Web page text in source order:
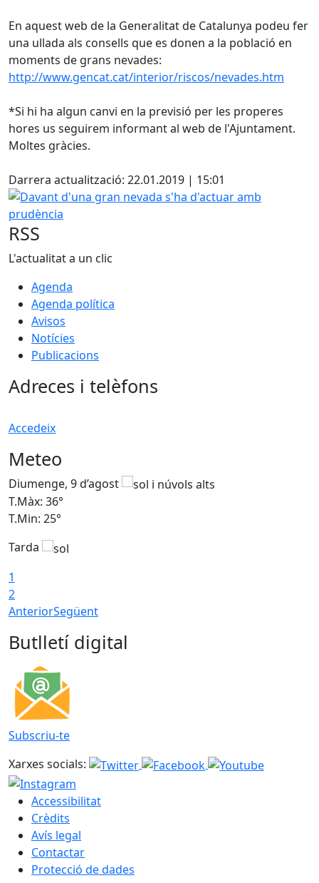
En aquest web de la Generalitat de Catalunya podeu fer
una ullada als consells que es donen a la població en
moments de grans nevades:
http://www.gencat.cat/interior/riscos/nevades.htm
*Si hi ha algun canvi en la previsió per les properes
hores us seguirem informant al web de l'Ajuntament.
Moltes gràcies.
Darrera actualització: 22.01.2019 | 15:01
Davant d'una gran nevada s'ha d'actuar amb prudència
RSS
L'actualitat a un clic
Agenda
Agenda política
Avisos
Notícies
Publicacions
Adreces i telèfons
Accedeix
Meteo
Diumenge, 9 d’agost
T.Màx: 36°
T.Min: 25°
Tarda
1
2
AnteriorSegüent
Butlletí digital
Subscriu-te
Xarxes socials:
Accessibilitat
Crèdits
Avís legal
Contactar
Protecció de dades